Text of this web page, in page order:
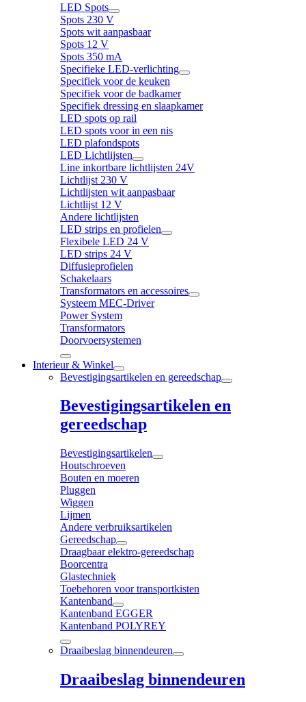
LED Spots
Spots 230 V
Spots wit aanpasbaar
Spots 12 V
Spots 350 mA
Specifieke LED-verlichting
Specifiek voor de keuken
Specifiek voor de badkamer
Specifiek dressing en slaapkamer
LED spots op rail
LED spots voor in een nis
LED plafondspots
LED Lichtlijsten
Line inkortbare lichtlijsten 24V
Lichtlijst 230 V
Lichtlijsten wit aanpasbaar
Lichtlijst 12 V
Andere lichtlijsten
LED strips en profielen
Flexibele LED 24 V
LED strips 24 V
Diffusieprofielen
Schakelaars
Transformators en accessoires
Systeem MEC-Driver
Power System
Transformators
Doorvoersystemen
Interieur & Winkel
Bevestigingsartikelen en gereedschap
Bevestigingsartikelen en
gereedschap
Bevestigingsartikelen
Houtschroeven
Bouten en moeren
Pluggen
Wiggen
Lijmen
Andere verbruiksartikelen
Gereedschap
Draagbaar elektro-gereedschap
Boorcentra
Glastechniek
Toebehoren voor transportkisten
Kantenband
Kantenband EGGER
Kantenband POLYREY
Draaibeslag binnendeuren
Draaibeslag binnendeuren